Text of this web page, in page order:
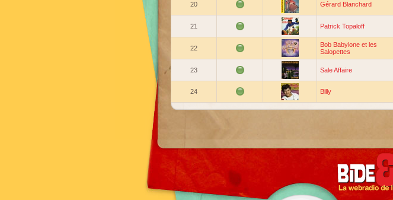
20 Gérard Blanchard
21 Patrick Topaloff
22
Bob Babylone et les
Salopettes
23 Sale Affaire
24 Billy